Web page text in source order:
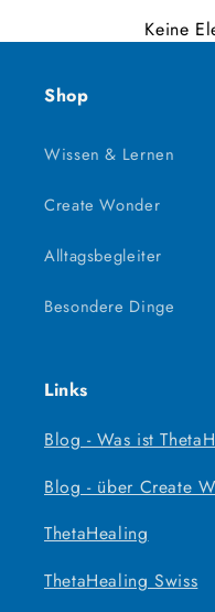
Keine
Shop
Wissen & Lernen
Create Wonder
Alltagsbegleiter
Besondere Dinge
Links
Blog - Was ist
Blog - über Create
ThetaHealing
ThetaHealing Swiss